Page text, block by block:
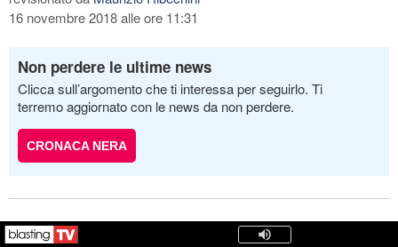
16 novembre 2018 alle ore 11:31
Non perdere le ultime news
Clicca sull’argomento che ti interessa per seguirlo. Ti
terremo aggiornato con le news da non perdere.
CRONACA NERA